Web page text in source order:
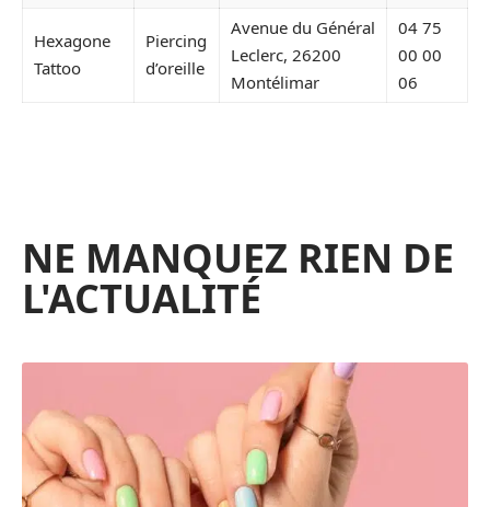
Hexagone
Tattoo
Piercing
d’oreille
Avenue du Général
Leclerc, 26200
Montélimar
04 75
00 00
06
NE MANQUEZ RIEN DE
L'ACTUALITÉ